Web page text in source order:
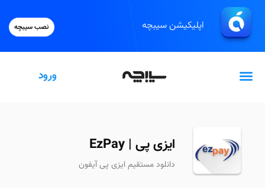
نصب سیبچه اپلیکیشن سیبچه
ورود
ایزی پی | EzPay
دانلود مستقیم ایزی پی آیفون